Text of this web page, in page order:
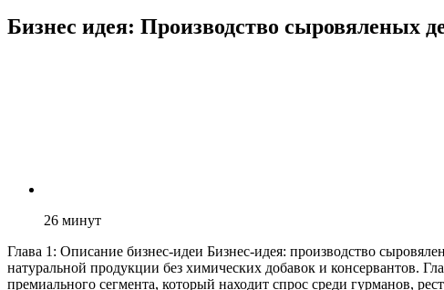
Бизнес идея: Производство сыровяленых
26 минут
Глава 1: Описание бизнес-идеи Бизнес-идея: производство
натуральной продукции без химических добавок и консервантов.
премиального сегмента, который находит спрос среди гурманов,